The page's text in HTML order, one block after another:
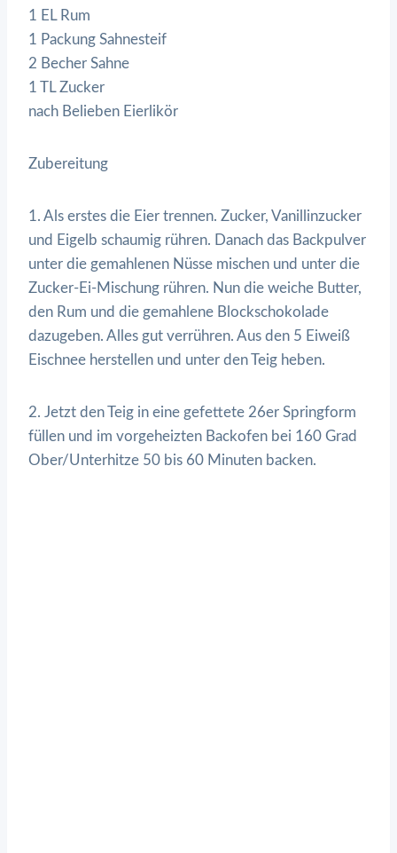
1 EL Rum
1 Packung Sahnesteif
2 Becher Sahne
1 TL Zucker
nach Belieben Eierlikör
Zubereitung
1. Als erstes die Eier trennen. Zucker, Vanillinzucker
und Eigelb schaumig rühren. Danach das Backpulver
unter die gemahlenen Nüsse mischen und unter die
Zucker-Ei-Mischung rühren. Nun die weiche Butter,
den Rum und die gemahlene Blockschokolade
dazugeben. Alles gut verrühren. Aus den 5 Eiweiß
Eischnee herstellen und unter den Teig heben.
2. Jetzt den Teig in eine gefettete 26er Springform
füllen und im vorgeheizten Backofen bei 160 Grad
Ober/Unterhitze 50 bis 60 Minuten backen.